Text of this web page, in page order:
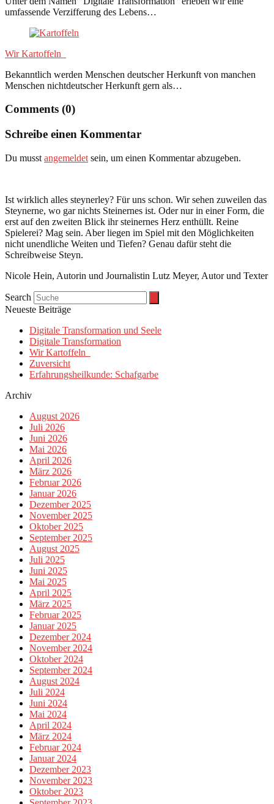
umfassende Verzifferung des Lebens…
Wir Kartoffeln
Bekanntlich werden Menschen deutscher Herkunft von manchen
Menschen nichtdeutscher Herkunft gern als…
Comments (0)
Schreibe einen Kommentar
Du musst angemeldet sein, um einen Kommentar abzugeben.
Ist wirklich alles steynerley? Für uns schon. Wir sehen zuweilen das
Steynerne, wo gar nichts Steinernes ist. Oder nur in einer Form, die
erst auf den zweiten Blick ihr steinernes Herz enthüllt. Reine
Spielerei? Mag sein. Aber liegen im Spiel mit den Möglichkeiten
nicht unendliche Weiten und Tiefen? Genau dafür steht die
Schreibweise Steyn.
Nicole Hein, Autorin und Journalistin Lutz Meyer, Autor und Texter
Search
Neueste Beiträge
Digitale Transformation und Seele
Digitale Transformation
Wir Kartoffeln
Zuversicht
Erfahrungsheilkunde: Schafgarbe
Archiv
August 2026
Juli 2026
Juni 2026
Mai 2026
April 2026
März 2026
Februar 2026
Januar 2026
Dezember 2025
November 2025
Oktober 2025
September 2025
August 2025
Juli 2025
Juni 2025
Mai 2025
April 2025
März 2025
Februar 2025
Januar 2025
Dezember 2024
November 2024
Oktober 2024
September 2024
August 2024
Juli 2024
Juni 2024
Mai 2024
April 2024
März 2024
Februar 2024
Januar 2024
Dezember 2023
November 2023
Oktober 2023